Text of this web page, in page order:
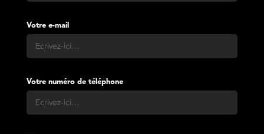
Votre e-mail
Votre numéro de téléphone